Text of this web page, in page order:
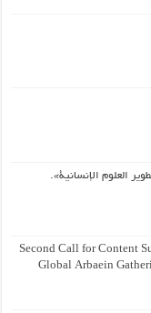
العلوم الإنسانية».
Second Call for Content
Global Arbaein